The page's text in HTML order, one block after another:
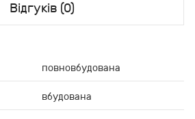
Відгуків (0)
повновбудована
вбудована